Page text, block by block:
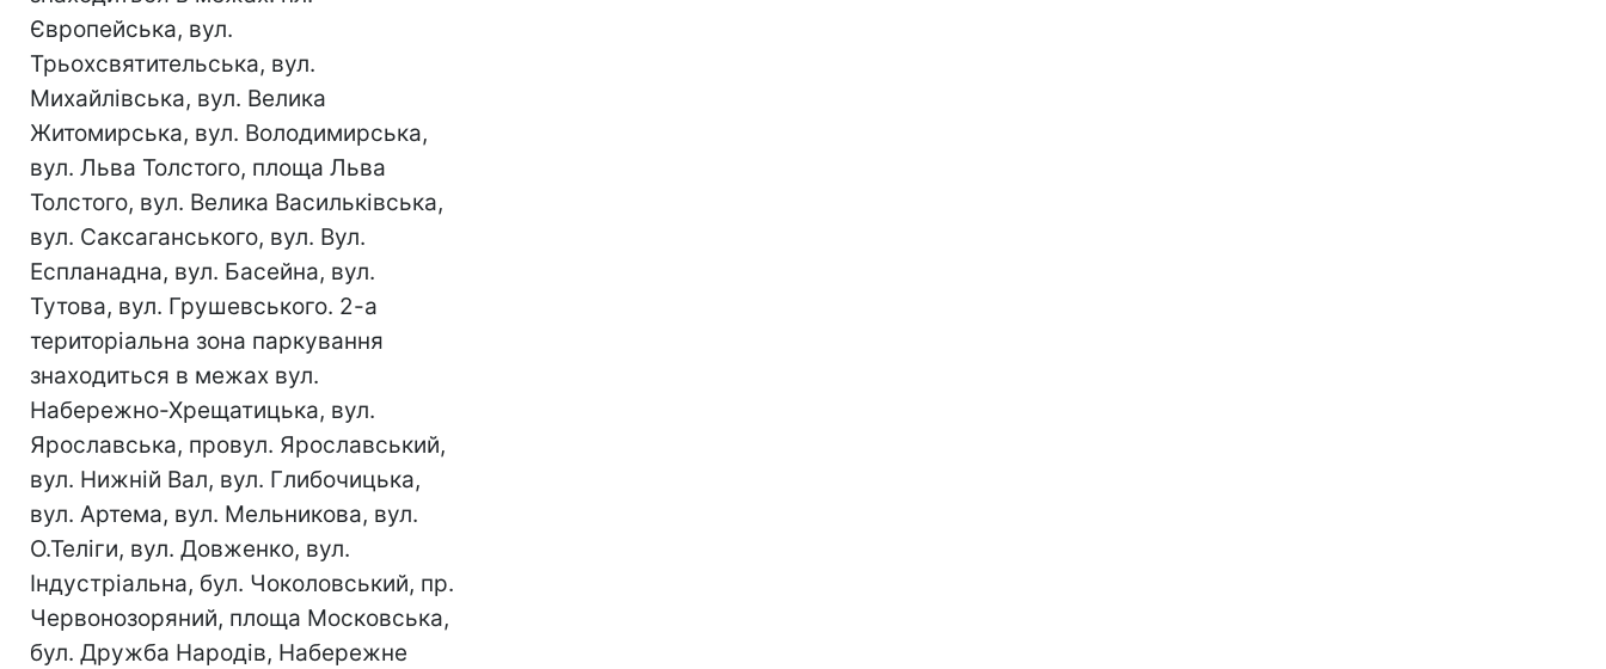
Європейська, вул.
Трьохсвятительська, вул.
Михайлівська, вул. Велика
Житомирська, вул. Володимирська,
вул. Льва Толстого, площа Льва
Толстого, вул. Велика Васильківська,
вул. Саксаганського, вул. Вул.
Еспланадна, вул. Басейна, вул.
Тутова, вул. Грушевського. 2-а
територіальна зона паркування
знаходиться в межах вул.
Набережно-Хрещатицька, вул.
Ярославська, провул. Ярославський,
вул. Нижній Вал, вул. Глибочицька,
вул. Артема, вул. Мельникова, вул.
О.Теліги, вул. Довженко, вул.
Індустріальна, бул. Чоколовський, пр.
Червонозоряний, площа Московська,
бул. Дружба Народів, Набережне